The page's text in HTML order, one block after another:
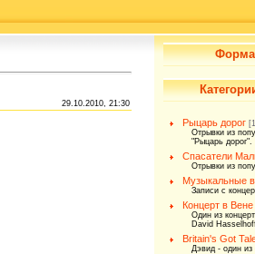
29.10.2010, 21:30
Форма
Рыцарь дорог
Отрывки из
"Рыцарь дорог".
Спасатели
Отрывки из
Музыкальные
Записи с
Концерт в
Один из
David
Britain's Got
Дэвид - один из